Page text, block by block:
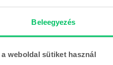
Beleegyezés
a weboldal sütiket használ
dobozban?